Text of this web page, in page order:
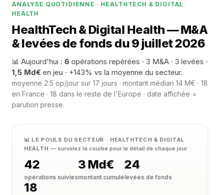
ANALYSE QUOTIDIENNE · HEALTHTECH & DIGITAL
HEALTH
HealthTech & Digital Health — M&A
& levées de fonds du 9 juillet 2026
📊 Aujourd'hui : 6 opérations repérées · 3 M&A · 3 levées ·
1,5 Md€ en jeu · +143% vs la moyenne du secteur.
moyenne 2.5 op/jour sur 17 jours · montant médian 14 M€ · 18
en France · 18 dans le reste de l'Europe · date affichée =
parution presse.
📊 LE POULS DU SECTEUR · HEALTHTECH & DIGITAL
HEALTH — survolez la courbe pour le détail de chaque jour
42
opérations suivies
3 Md€
montant cumulé
24
levées de fonds
18